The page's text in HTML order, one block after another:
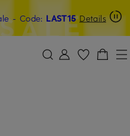
ZUM SUCHFELD ÜBERSPRINGEN
- Code: LAST15 Details
Beyond sichern